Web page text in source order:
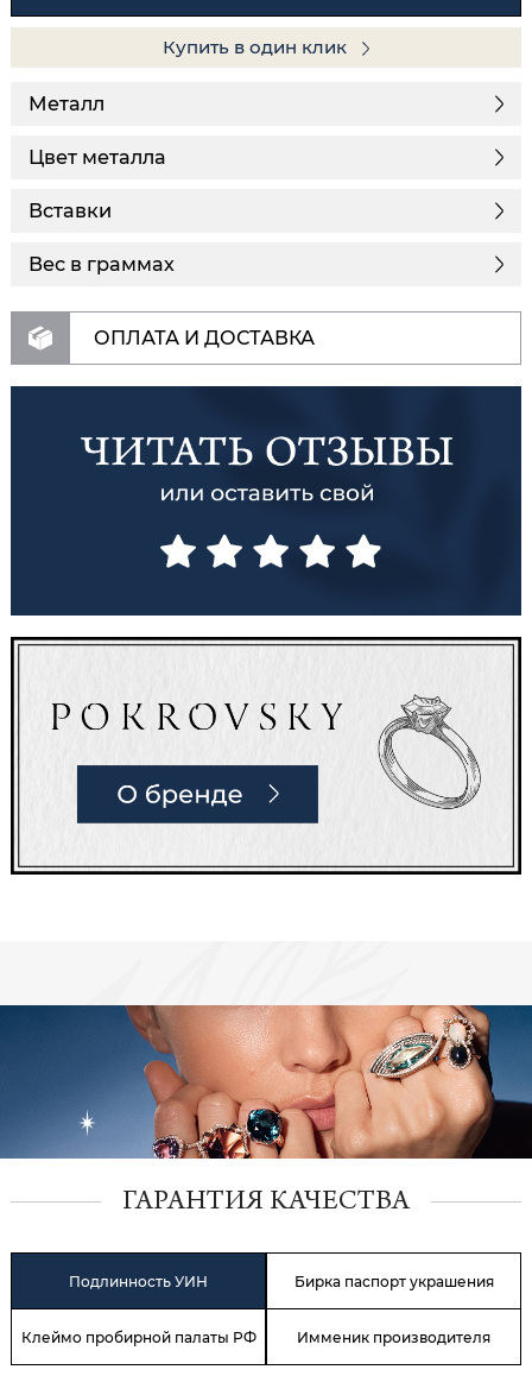
Купить в один клик
Металл
Цвет металла
Вставки
Вес в граммах
ОПЛАТА И ДОСТАВКА
ГАРАНТИЯ КАЧЕСТВА
Подлинность УИН Бирка паспорт украшения
Клеймо пробирной палаты РФ Имменик производителя